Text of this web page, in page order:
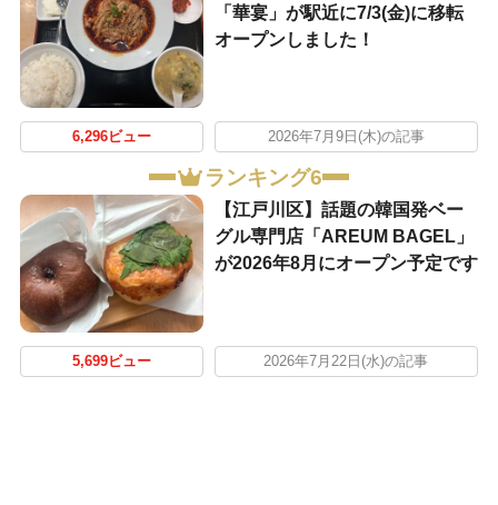
「華宴」が駅近に7/3(金)に移転
オープンしました！
6,296ビュー 2026年7月9日(木)の記事
ランキング6
【江戸川区】話題の韓国発ベー
グル専門店「AREUM BAGEL」
が2026年8月にオープン予定です
5,699ビュー 2026年7月22日(水)の記事